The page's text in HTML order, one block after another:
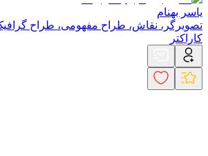
یاسر بهنام
تصویرگر، نقاش، طراح مفهومی، طراح
کاراکتر